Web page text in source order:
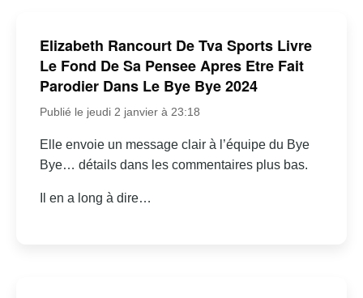
Elizabeth Rancourt De Tva Sports Livre
Le Fond De Sa Pensee Apres Etre Fait
Parodier Dans Le Bye Bye 2024
Publié le jeudi 2 janvier à 23:18
Elle envoie un message clair à l’équipe du Bye
Bye… détails dans les commentaires plus bas.
Il en a long à dire…